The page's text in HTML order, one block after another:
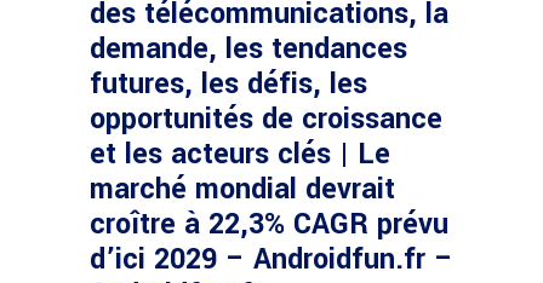
des télécommunications, la
demande, les tendances
futures, les défis, les
opportunités de croissance
et les acteurs clés | Le
marché mondial devrait
croître à 22,3% CAGR prévu
d’ici 2029 – Androidfun.fr –